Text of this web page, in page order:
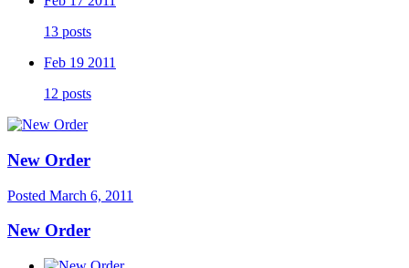
13 posts
Feb 19 2011
12 posts
New Order
Posted March 6, 2011
New Order